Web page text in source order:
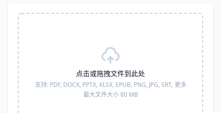
点击或拖拽文件到此处
支持: PDF, DOCX, PPTX, XLSX, EPUB, PNG, JPG, SRT, 更多
最大文件大小 80 MB